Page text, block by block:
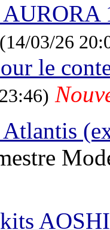
(14/03/26
le